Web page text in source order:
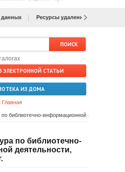
данных Ресурсы удаленного доступа
ЭЛЕКТРОННОЙ СТАТЬИ
ИЗ ДОМА
Главная
по библиотечно-
деятельности,